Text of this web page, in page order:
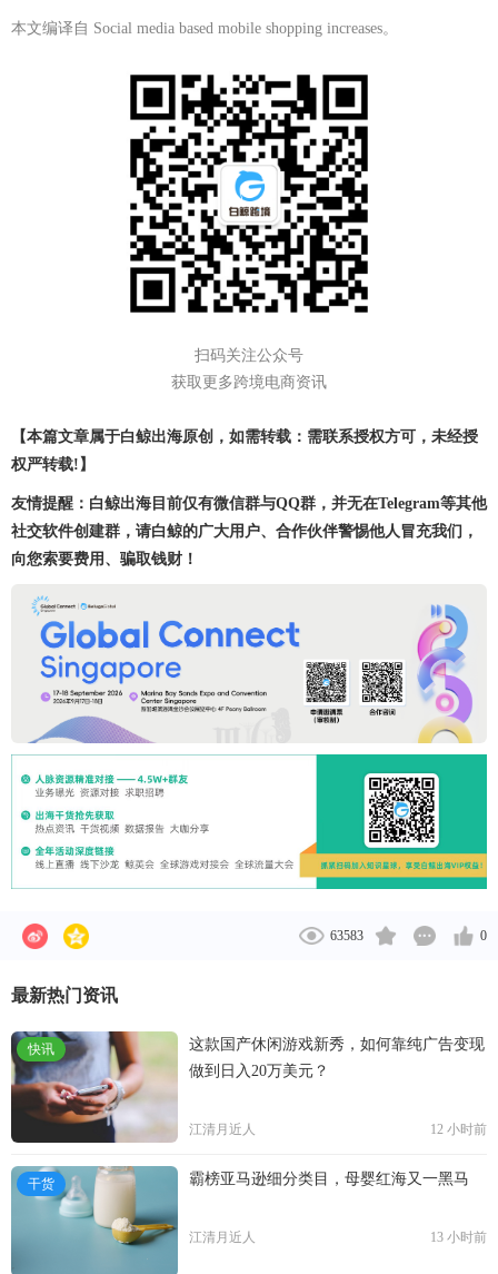
本文编译自 Social media based mobile shopping increases。
扫码关注公众号
获取更多跨境电商资讯
【本篇文章属于白鲸出海原创，如需转载：需联系授权方可，未经授
权严转载!】
友情提醒：白鲸出海目前仅有微信群与QQ群，并无在Telegram等其他
社交软件创建群，请白鲸的广大用户、合作伙伴警惕他人冒充我们，
向您索要费用、骗取钱财！
63583 0
最新热门资讯
快讯
这款国产休闲游戏新秀，如何靠纯广告变现
做到日入20万美元？
江清月近人 12 小时前
干货 霸榜亚马逊细分类目，母婴红海又一黑马
江清月近人 13 小时前